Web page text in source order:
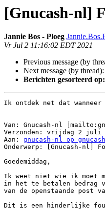
[Gnucash-nl]
Jannie Bos - Ploeg
Vr Jul 2 11:16:02 EDT 2021
Previous message (by
Next message (by thread):
Berichten gesorteerd op:
Ik ontdek net dat
Van: Gnucash-nl
Verzonden: vrijdag 2 juli
Aan: gnucash-nl op
Onderwerp: [Gnucash-nl]
Goedemiddag,
Ik weet niet wie ik moet
in het te betalen bedrag
van de openstaande
Dit is een hinderlijke